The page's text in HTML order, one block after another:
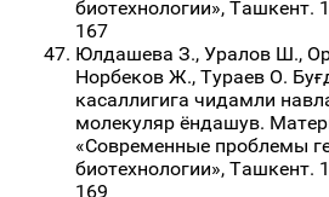
биотехнологии», Ташкент.
167
Юлдашева З., Уралов Ш.,
Норбеков Ж., Тураев О.
касаллигига чидамли
молекуляр ёндашув.
«Современные проблемы
биотехнологии», Ташкент.
169